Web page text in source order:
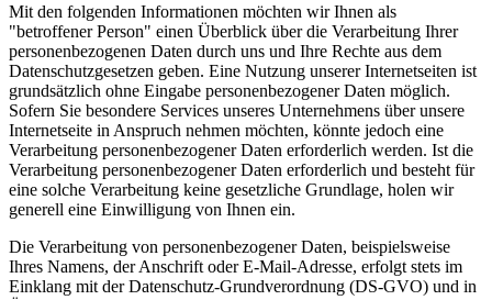
Mit den folgenden Informationen möchten wir Ihnen als
"betroffener Person" einen Überblick über die Verarbeitung Ihrer
personenbezogenen Daten durch uns und Ihre Rechte aus dem
Datenschutzgesetzen geben. Eine Nutzung unserer Internetseiten ist
grundsätzlich ohne Eingabe personenbezogener Daten möglich.
Sofern Sie besondere Services unseres Unternehmens über unsere
Internetseite in Anspruch nehmen möchten, könnte jedoch eine
Verarbeitung personenbezogener Daten erforderlich werden. Ist die
Verarbeitung personenbezogener Daten erforderlich und besteht für
eine solche Verarbeitung keine gesetzliche Grundlage, holen wir
generell eine Einwilligung von Ihnen ein.
Die Verarbeitung von personenbezogener Daten, beispielsweise
Ihres Namens, der Anschrift oder E-Mail-Adresse, erfolgt stets im
Einklang mit der Datenschutz-Grundverordnung (DS-GVO) und in